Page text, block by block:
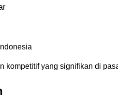
kompetitif yang signifikan di